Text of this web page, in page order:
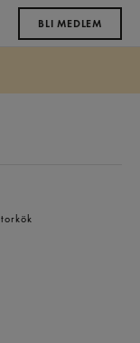
BLI MEDLEM